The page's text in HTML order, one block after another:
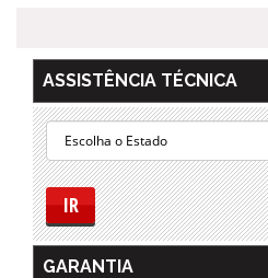
ASSISTÊNCIA TÉCNICA
IR
GARANTIA